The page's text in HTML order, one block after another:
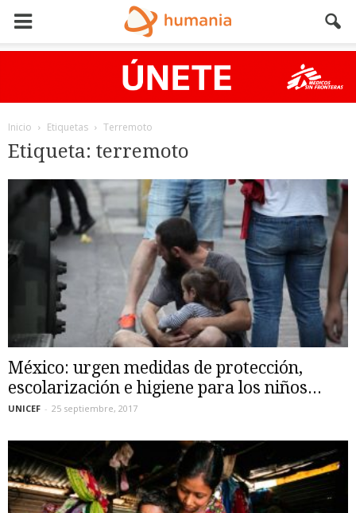
Inicio Etiquetas Terremoto
Etiqueta: terremoto
México: urgen medidas de protección,
escolarización e higiene para los niños...
UNICEF - 25 septiembre, 2017